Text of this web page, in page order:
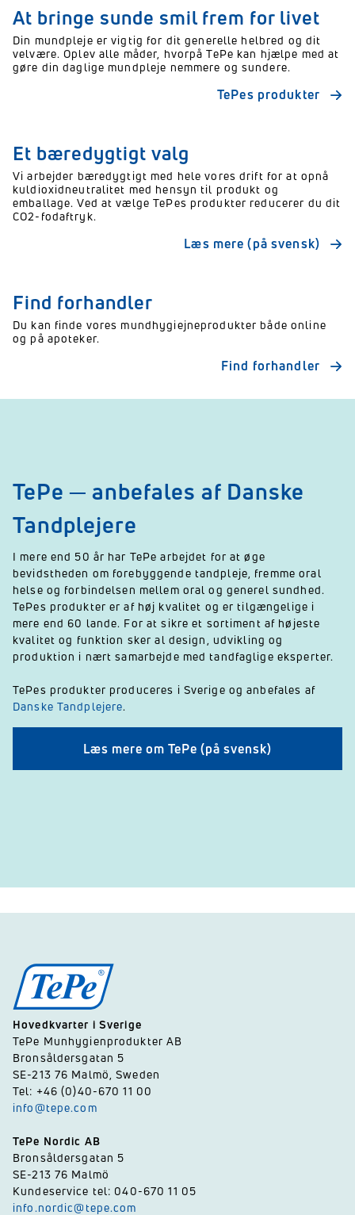
At bringe sunde smil frem for livet
Din mundpleje er vigtig for dit generelle helbred og dit
velvære. Oplev alle måder, hvorpå TePe kan hjælpe med at
gøre din daglige mundpleje nemmere og sundere.
TePes produkter
Et bæredygtigt valg
Vi arbejder bæredygtigt med hele vores drift for at opnå
kuldioxidneutralitet med hensyn til produkt og
emballage. Ved at vælge TePes produkter reducerer du dit
CO2-fodaftryk.
Læs mere (på svensk)
Find forhandler
Du kan finde vores mundhygiejneprodukter både online
og på apoteker.
Find forhandler
TePe ─ anbefales af Danske
Tandplejere
I mere end 50 år har TePe arbejdet for at øge
bevidstheden om forebyggende tandpleje, fremme oral
helse og forbindelsen mellem oral og generel sundhed.
TePes produkter er af høj kvalitet og er tilgængelige i
mere end 60 lande. For at sikre et sortiment af højeste
kvalitet og funktion sker al design, udvikling og
produktion i nært samarbejde med tandfaglige eksperter.
TePes produkter produceres i Sverige og anbefales af
Danske Tandplejere.
Læs mere om TePe (på svensk)
Hovedkvarter i Sverige
TePe Munhygienprodukter AB
Bronsåldersgatan 5
SE-213 76 Malmö, Sweden
Tel: +46 (0)40-670 11 00
info@tepe.com
TePe Nordic AB
Bronsåldersgatan 5
SE-213 76 Malmö
Kundeservice tel: 040-670 11 05
info.nordic@tepe.com